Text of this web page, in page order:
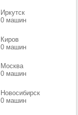
Иркутск
0 машин
Киров
0 машин
Москва
0 машин
Новосибирск
0 машин